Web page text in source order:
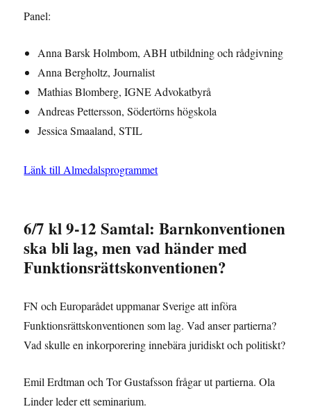
Panel:
Anna Barsk Holmbom, ABH utbildning och rådgivning
Anna Bergholtz, Journalist
Mathias Blomberg, IGNE Advokatbyrå
Andreas Pettersson, Södertörns högskola
Jessica Smaaland, STIL
Länk till Almedalsprogrammet
6/7 kl 9-12 Samtal: Barnkonventionen
ska bli lag, men vad händer med
Funktionsrättskonventionen?
FN och Europarådet uppmanar Sverige att införa
Funktionsrättskonventionen som lag. Vad anser partierna?
Vad skulle en inkorporering innebära juridiskt och politiskt?
Emil Erdtman och Tor Gustafsson frågar ut partierna. Ola
Linder leder ett seminarium.